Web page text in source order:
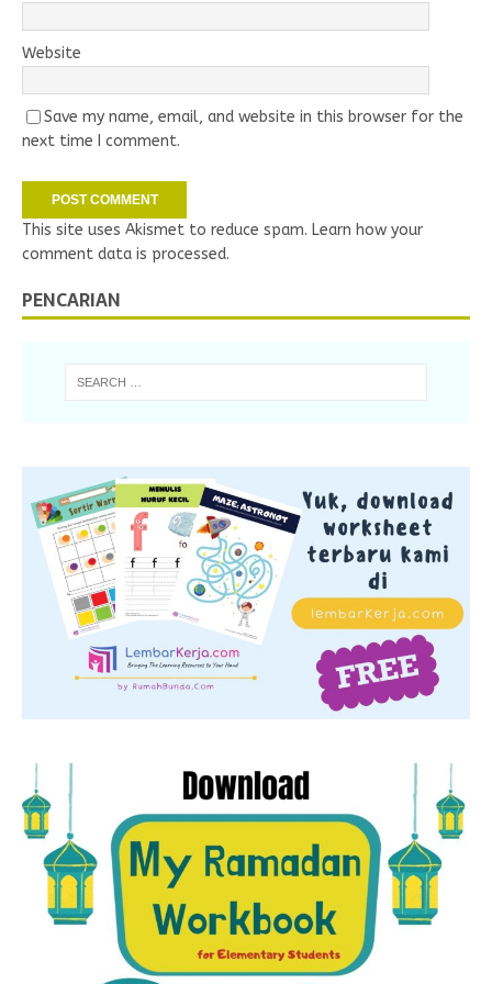
Website
Save my name, email, and website in this browser for the
next time I comment.
This site uses Akismet to reduce spam. Learn how your
comment data is processed.
PENCARIAN